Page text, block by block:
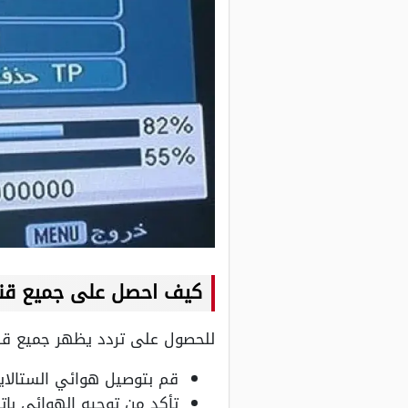
كيف احصل على جميع
للحصول على تردد يظهر جميع
قم بتوصيل هوائي